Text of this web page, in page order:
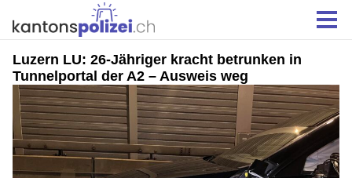
Luzern LU: 26-Jähriger kracht betrunken in
Tunnelportal der A2 – Ausweis weg